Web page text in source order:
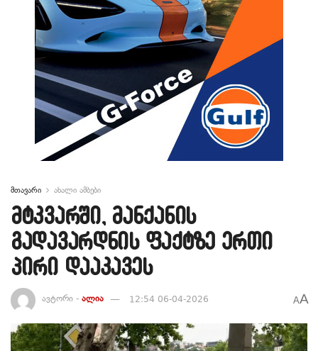
მთავარი ახალი ამბები
მტკვარში, მანქანის
გადავარდნის ფაქტზე ერთი
პირი დააკავეს
ავტორი - ალია 12:54 06-04-2026 AA